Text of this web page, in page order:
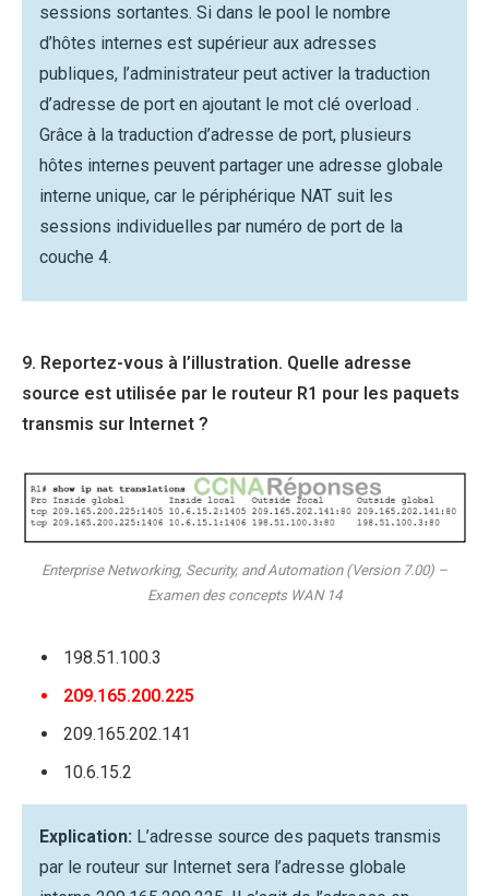
sessions sortantes. Si dans le pool le nombre
d’hôtes internes est supérieur aux adresses
publiques, l’administrateur peut activer la traduction
d’adresse de port en ajoutant le mot clé overload .
Grâce à la traduction d’adresse de port, plusieurs
hôtes internes peuvent partager une adresse globale
interne unique, car le périphérique NAT suit les
sessions individuelles par numéro de port de la
couche 4.
9. Reportez-vous à l’illustration. Quelle adresse
source est utilisée par le routeur R1 pour les paquets
transmis sur Internet ?
Enterprise Networking, Security, and Automation (Version 7.00) –
Examen des concepts WAN 14
198.51.100.3
209.165.200.225
209.165.202.141
10.6.15.2
Explication: L’adresse source des paquets transmis
par le routeur sur Internet sera l’adresse globale